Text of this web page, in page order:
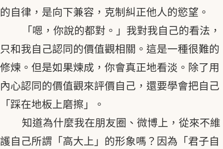
的自律，是向下兼容，克制糾正他人的慾望。
「嗯，你說的都對。」我對我自己的看法，
只和我自己認同的價值觀相關。這是一種很難的
修煉。但是如果煉成，你會真正地看淡。除了用
內心認同的價值觀來評價自己，還要學會把自己
「踩在地板上磨擦」。
知道為什麼我在朋友圈、微博上，從來不維
護自己所謂「高大上」的形象嗎？因為「君子自